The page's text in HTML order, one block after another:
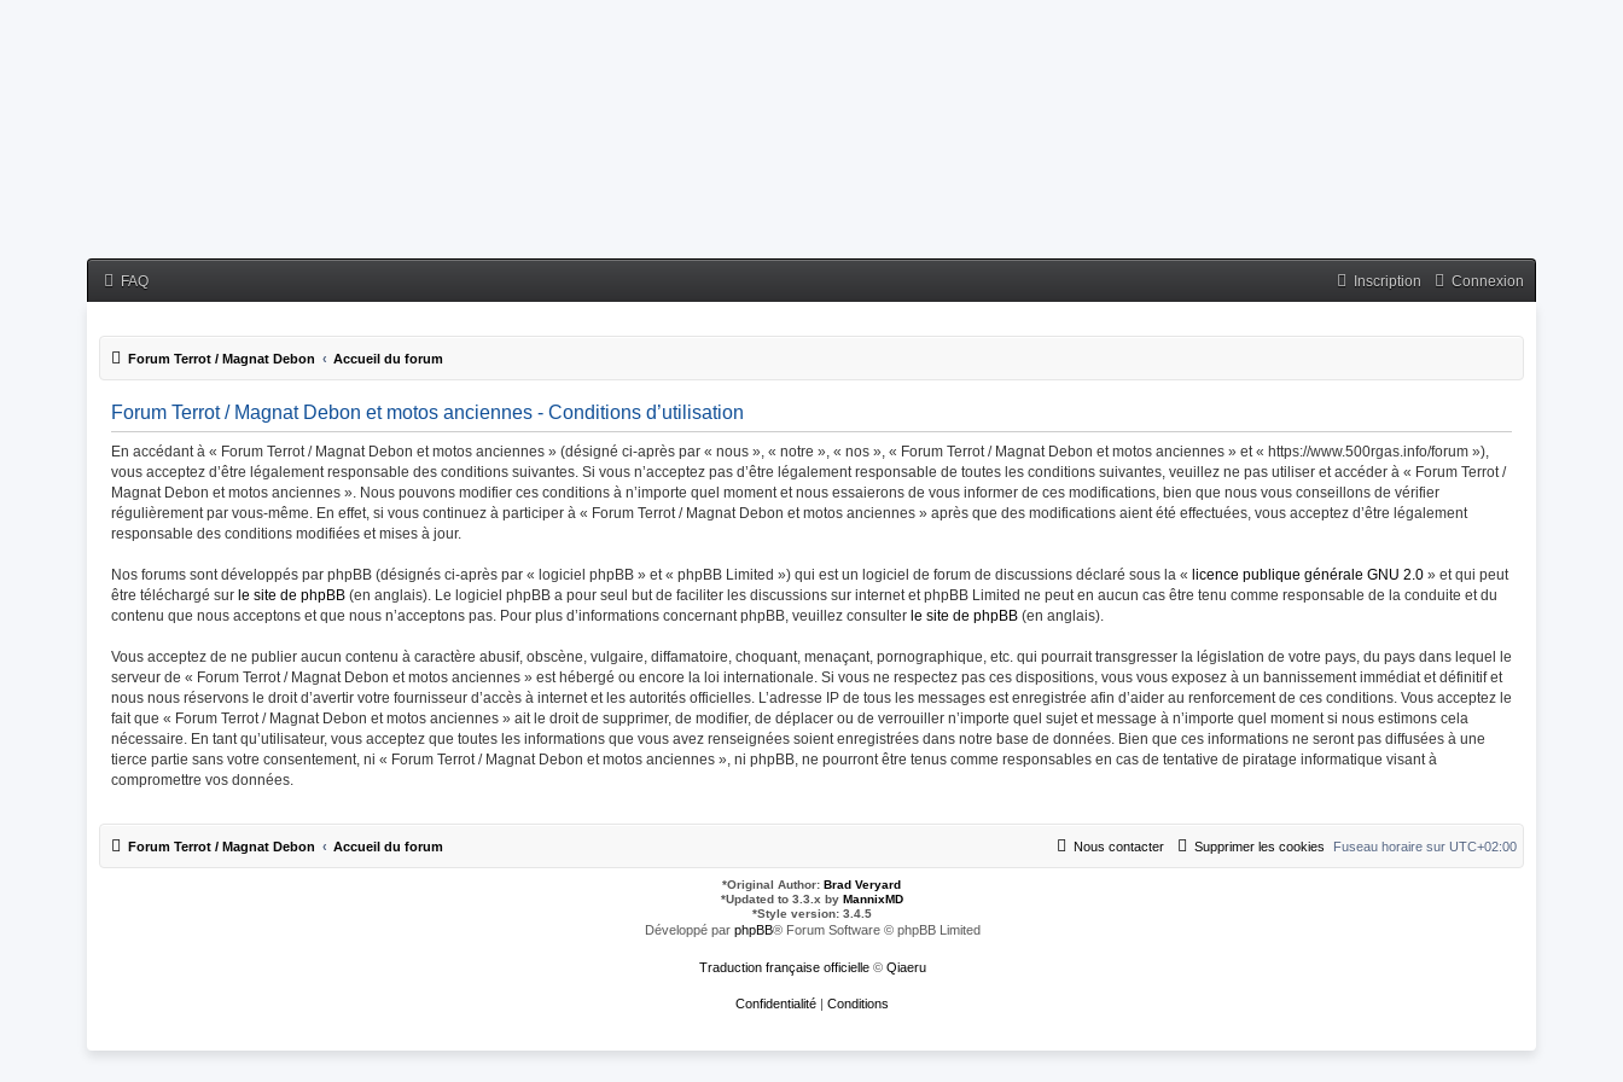
FAQ Connexion
Inscription
Forum Terrot / Magnat Debon Accueil du forum
Forum Terrot / Magnat Debon et motos anciennes - Conditions d’utilisation
En accédant à « Forum Terrot / Magnat Debon et motos anciennes » (désigné ci-après par « nous », « notre », « nos », « Forum Terrot / Magnat Debon et motos anciennes » et « https://www.500rgas.info/forum »),
vous acceptez d’être légalement responsable des conditions suivantes. Si vous n’acceptez pas d’être légalement responsable de toutes les conditions suivantes, veuillez ne pas utiliser et accéder à « Forum Terrot /
Magnat Debon et motos anciennes ». Nous pouvons modifier ces conditions à n’importe quel moment et nous essaierons de vous informer de ces modifications, bien que nous vous conseillons de vérifier
régulièrement par vous-même. En effet, si vous continuez à participer à « Forum Terrot / Magnat Debon et motos anciennes » après que des modifications aient été effectuées, vous acceptez d’être légalement
responsable des conditions modifiées et mises à jour.
Nos forums sont développés par phpBB (désignés ci-après par « logiciel phpBB » et « phpBB Limited ») qui est un logiciel de forum de discussions déclaré sous la « licence publique générale GNU 2.0 » et qui peut
être téléchargé sur le site de phpBB (en anglais). Le logiciel phpBB a pour seul but de faciliter les discussions sur internet et phpBB Limited ne peut en aucun cas être tenu comme responsable de la conduite et du
contenu que nous acceptons et que nous n’acceptons pas. Pour plus d’informations concernant phpBB, veuillez consulter le site de phpBB (en anglais).
Vous acceptez de ne publier aucun contenu à caractère abusif, obscène, vulgaire, diffamatoire, choquant, menaçant, pornographique, etc. qui pourrait transgresser la législation de votre pays, du pays dans lequel le
serveur de « Forum Terrot / Magnat Debon et motos anciennes » est hébergé ou encore la loi internationale. Si vous ne respectez pas ces dispositions, vous vous exposez à un bannissement immédiat et définitif et
nous nous réservons le droit d’avertir votre fournisseur d’accès à internet et les autorités officielles. L’adresse IP de tous les messages est enregistrée afin d’aider au renforcement de ces conditions. Vous acceptez le
fait que « Forum Terrot / Magnat Debon et motos anciennes » ait le droit de supprimer, de modifier, de déplacer ou de verrouiller n’importe quel sujet et message à n’importe quel moment si nous estimons cela
nécessaire. En tant qu’utilisateur, vous acceptez que toutes les informations que vous avez renseignées soient enregistrées dans notre base de données. Bien que ces informations ne seront pas diffusées à une
tierce partie sans votre consentement, ni « Forum Terrot / Magnat Debon et motos anciennes », ni phpBB, ne pourront être tenus comme responsables en cas de tentative de piratage informatique visant à
compromettre vos données.
Forum Terrot / Magnat Debon Accueil du forum Fuseau horaire sur UTC+02:00
Supprimer les cookies
Nous contacter
*Original Author: Brad Veryard
*Updated to 3.3.x by MannixMD
*Style version: 3.4.5
Développé par phpBB® Forum Software © phpBB Limited
Traduction française officielle© Qiaeru
Confidentialité | Conditions